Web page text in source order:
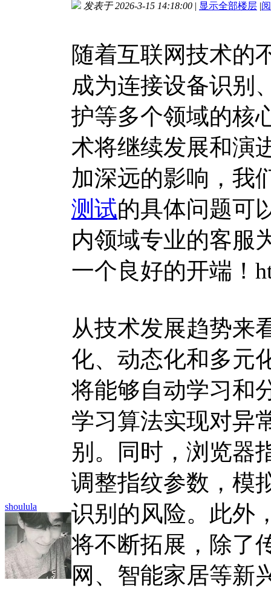
shoulula
发表于 2026-3-15 14:18:00 | 显示全部楼层 |
随着互联网技术的
成为连接设备识别
护等多个领域的核
术将继续发展和演
加深远的影响，我
测试的具体问题可
内领域专业的客服
一个良好的开端！
从技术发展趋势来
化、动态化和多元
将能够自动学习和
学习算法实现对异
别。同时，浏览器
调整指纹参数，模
识别的风险。此外
将不断拓展，除了
网、智能家居等新